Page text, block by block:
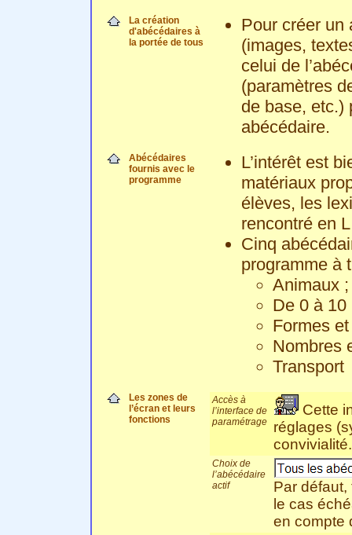
La création
d'abécédaires à
la portée de tous
Pour créer un
(images,
celui de
(paramètres
de base, etc.)
abécédaire.
Abécédaires
fournis avec le
programme
L’intérêt est
matériaux
élèves, les
rencontré en
Cinq
programme à
Animaux ;
De 0 à 10
Formes
Nombres
Transport
Les zones de
l’écran et leurs
fonctions
Accès à
l’interface de
paramétrage
Cette
réglages
Choix de
l’abécédaire
actif
Par
le cas
en compte